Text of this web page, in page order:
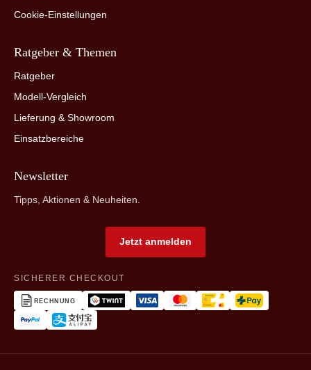
Cookie-Einstellungen
Ratgeber & Themen
Ratgeber
Modell-Vergleich
Lieferung & Showroom
Einsatzbereiche
Newsletter
Tipps, Aktionen & Neuheiten.
Jetzt anmelden
SICHERER CHECKOUT
RECHNUNG